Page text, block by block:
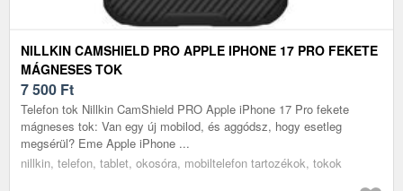
NILLKIN CAMSHIELD PRO APPLE IPHONE 17 PRO FEKETE
MÁGNESES TOK
7 500 Ft
Telefon tok Nillkin CamShield PRO Apple iPhone 17 Pro fekete
mágneses tok: Van egy új mobilod, és aggódsz, hogy esetleg
megsérül? Eme Apple iPhone ...
nillkin, telefon, tablet, okosóra, mobiltelefon tartozékok, tokok